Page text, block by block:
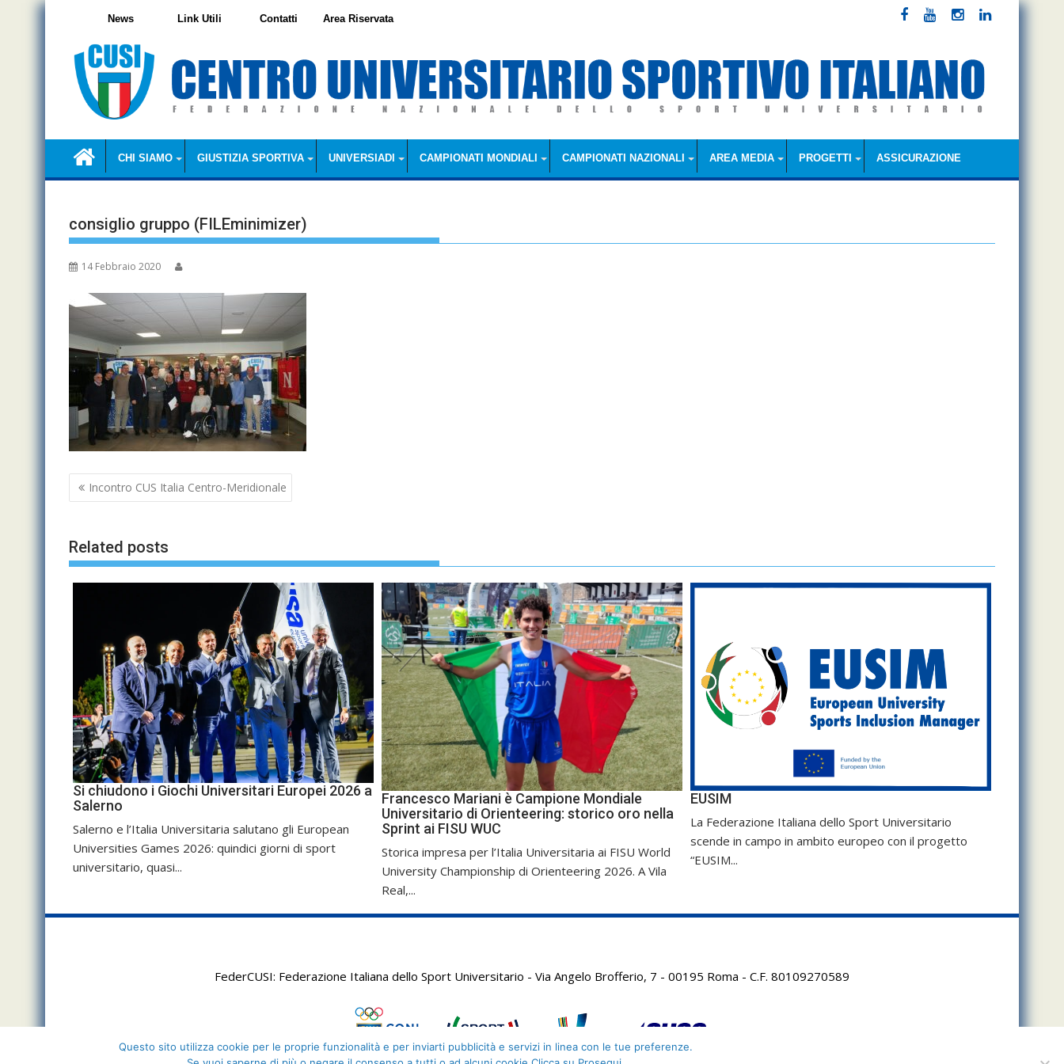
Skip
CHI SIAMO GIUSTIZIA SPORTIVA UNIVERSIADI CAMPIONATI MONDIALI CAMPIONATI NAZIONALI AREA MEDIA PROGETTI ASSICURAZIONE
News Link Utili Contatti Area Riservata
consiglio gruppo (FILEminimizer)
14 Febbraio 2020
Navigazione
articoli
Incontro CUS Italia Centro-Meridionale
Related posts
Si chiudono i Giochi Universitari Europei 2026 a
Salerno
Salerno e l’Italia Universitaria salutano gli European
Universities Games 2026: quindici giorni di sport
universitario, quasi...
Francesco Mariani è Campione Mondiale
Universitario di Orienteering: storico oro nella
Sprint ai FISU WUC
Storica impresa per l’Italia Universitaria ai FISU World
University Championship di Orienteering 2026. A Vila
Real,...
EUSIM
La Federazione Italiana dello Sport Universitario
scende in campo in ambito europeo con il progetto
“EUSIM...
FederCUSI: Federazione Italiana dello Sport Universitario - Via Angelo Brofferio, 7 - 00195 Roma - C.F. 80109270589
Questo sito utilizza cookie per le proprie funzionalità e per inviarti pubblicità e servizi in linea con le tue preferenze.